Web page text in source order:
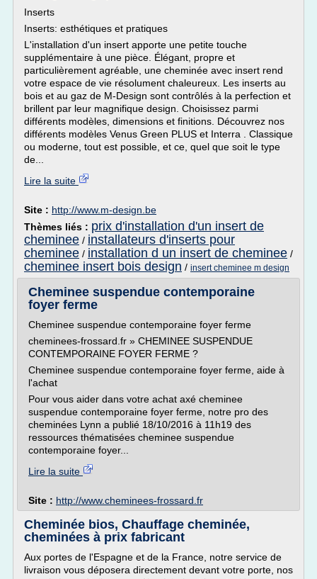
Inserts
Inserts: esthétiques et pratiques
L'installation d'un insert apporte une petite touche
supplémentaire à une pièce. Élégant, propre et
particulièrement agréable, une cheminée avec insert rend
votre espace de vie résolument chaleureux. Les inserts au
bois et au gaz de M-Design sont contrôlés à la perfection et
brillent par leur magnifique design. Choisissez parmi
différents modèles, dimensions et finitions. Découvrez nos
différents modèles Venus Green PLUS et Interra . Classique
ou moderne, tout est possible, et ce, quel que soit le type
de...
Lire la suite
Site : http://www.m-design.be
Thèmes liés : prix d'installation d'un insert de
cheminee / installateurs d'inserts pour
cheminee / installation d un insert de cheminee /
cheminee insert bois design / insert cheminee m design
Cheminee suspendue contemporaine
foyer ferme
Cheminee suspendue contemporaine foyer ferme
cheminees-frossard.fr » CHEMINEE SUSPENDUE
CONTEMPORAINE FOYER FERME ?
Cheminee suspendue contemporaine foyer ferme, aide à
l'achat
Pour vous aider dans votre achat axé cheminee
suspendue contemporaine foyer ferme, notre pro des
cheminées Lynn a publié 18/10/2016 à 11h19 des
ressources thématisées cheminee suspendue
contemporaine foyer...
Lire la suite
Site : http://www.cheminees-frossard.fr
Cheminée bios, Chauffage cheminée,
cheminées à prix fabricant
Aux portes de l'Espagne et de la France, notre service de
livraison vous déposera directement devant votre porte, nos